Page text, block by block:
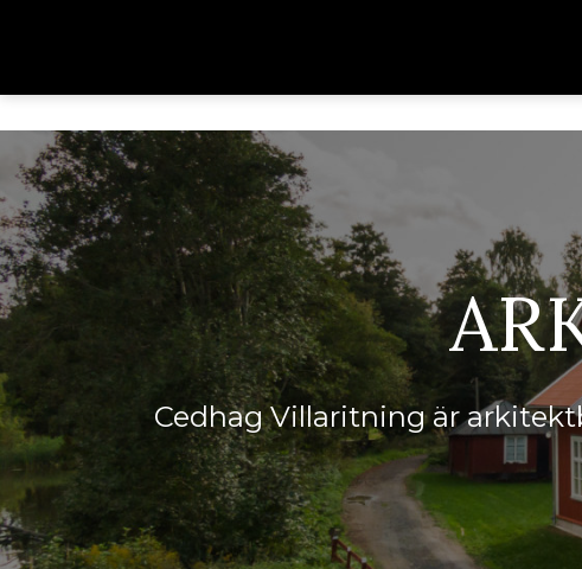
Cedhag Villaritning är